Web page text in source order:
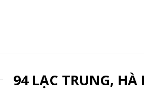
94 LẠC TRUNG,